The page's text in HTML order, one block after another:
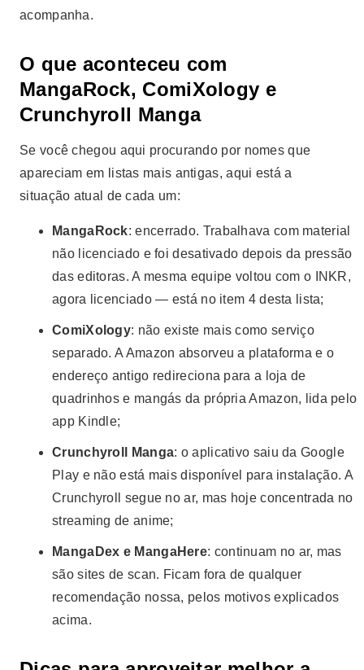
acompanha.
O que aconteceu com
MangaRock, ComiXology e
Crunchyroll Manga
Se você chegou aqui procurando por nomes que
apareciam em listas mais antigas, aqui está a
situação atual de cada um:
MangaRock: encerrado. Trabalhava com material
não licenciado e foi desativado depois da pressão
das editoras. A mesma equipe voltou com o INKR,
agora licenciado — está no item 4 desta lista;
ComiXology: não existe mais como serviço
separado. A Amazon absorveu a plataforma e o
endereço antigo redireciona para a loja de
quadrinhos e mangás da própria Amazon, lida pelo
app Kindle;
Crunchyroll Manga: o aplicativo saiu da Google
Play e não está mais disponível para instalação. A
Crunchyroll segue no ar, mas hoje concentrada no
streaming de anime;
MangaDex e MangaHere: continuam no ar, mas
são sites de scan. Ficam fora de qualquer
recomendação nossa, pelos motivos explicados
acima.